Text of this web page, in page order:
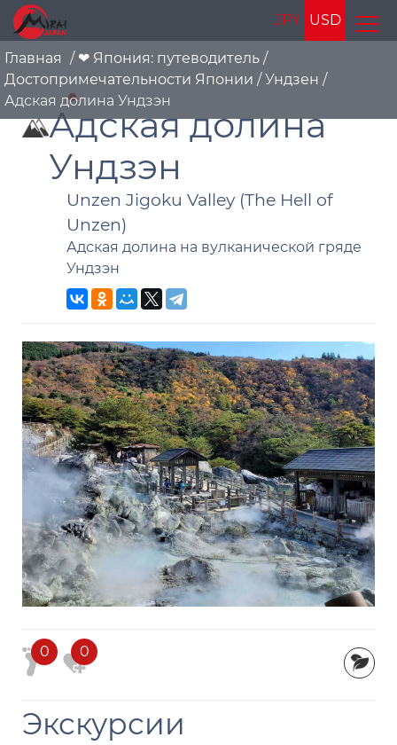
JPY USD
Главная / ❤ Япония: путеводитель /
Достопримечательности Японии / Ундзен /
Адская долина Ундзэн
Адская долина
Ундзэн
Unzen Jigoku Valley (The Hell of
Unzen)
Адская долина на вулканической гряде
Ундзэн
0 0
Экскурсии